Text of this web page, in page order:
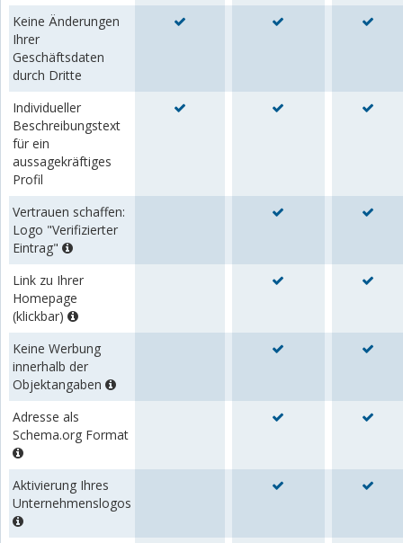
Keine Änderungen
Ihrer
Geschäftsdaten
durch Dritte
Individueller
Beschreibungstext
für ein
aussagekräftiges
Profil
Vertrauen schaffen:
Logo "Verifizierter
Eintrag"
Link zu Ihrer
Homepage
(klickbar)
Keine Werbung
innerhalb der
Objektangaben
Adresse als
Schema.org Format
Aktivierung Ihres
Unternehmenslogos